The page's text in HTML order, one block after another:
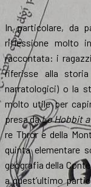
In particolare, da
riflessione molto
raccontata: i
riferisse alla
narratologici) o la
molto utile per
presa daLo Hobbit
re Thrór e della
quinta elementare
geografia della
a quest’ultimo